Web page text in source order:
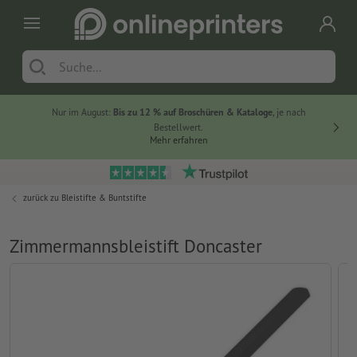
Nur im August: Bis zu 12 % auf Broschüren & Kataloge, je nach
Bestellwert.
Mehr erfahren
zurück zu Bleistifte & Buntstifte
Zimmermannsbleistift Doncaster